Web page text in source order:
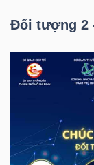
Đối tượng 2
TRUY